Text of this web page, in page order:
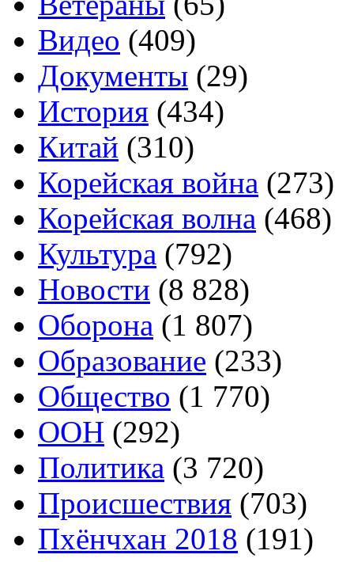
Видео (409)
Документы (29)
История (434)
Китай (310)
Корейская война (273)
Корейская волна (468)
Культура (792)
Новости (8 828)
Оборона (1 807)
Образование (233)
Общество (1 770)
ООН (292)
Политика (3 720)
Происшествия (703)
Пхёнчхан 2018 (191)